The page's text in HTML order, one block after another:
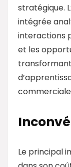
stratégique.
intégrée
interactions
et les
Le principal